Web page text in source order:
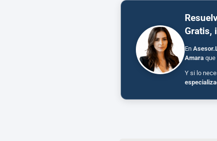
Gratis,
En
Amara que
Y si lo